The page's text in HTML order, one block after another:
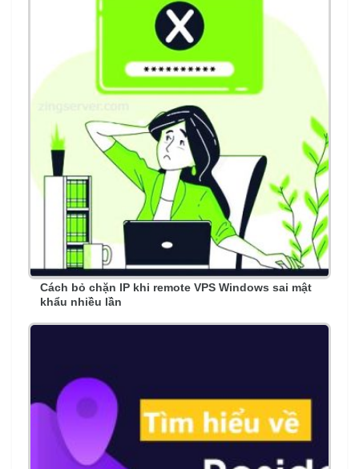
Cách bỏ chặn IP khi remote VPS Windows sai mật
khẩu nhiều lần